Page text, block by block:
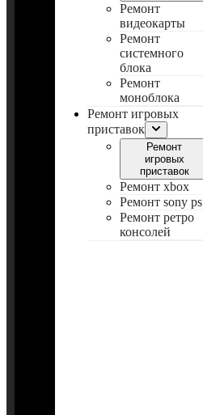
Ремонт
видеокарты
Ремонт
системного
блока
Ремонт
моноблока
Ремонт игровых
приставок
Ремонт
игровых
приставок
Ремонт xbox
Ремонт sony ps
Ремонт ретро
консолей